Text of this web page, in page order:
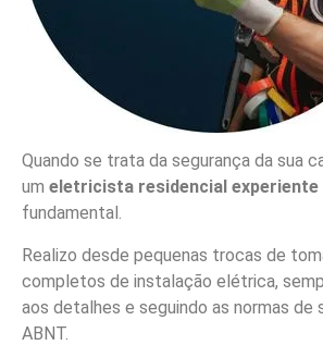
Quando se trata da segurança da sua
um eletricista residencial experiente
fundamental.
Realizo desde pequenas trocas de
completos de instalação elétrica,
aos detalhes e seguindo as normas de
ABNT.